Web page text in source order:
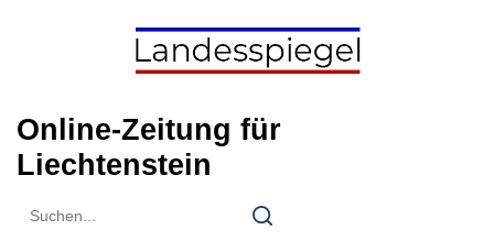
Online-Zeitung für
Liechtenstein
Search
Search